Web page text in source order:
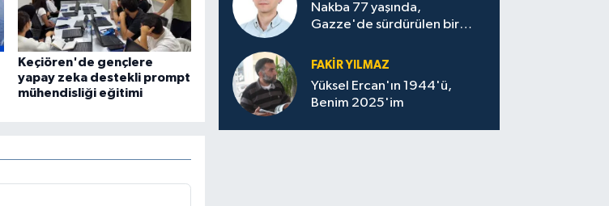
Keçiören'de gençlere
yapay zeka destekli prompt
mühendisliği eğitimi
Nakba 77 yaşında,
Gazze'de sürdürülen bir
FAKİR YILMAZ
Yüksel Ercan'ın 1944'ü,
Benim 2025'im